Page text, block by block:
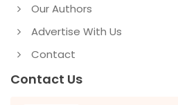
Our Authors
Advertise With Us
Contact
Contact Us